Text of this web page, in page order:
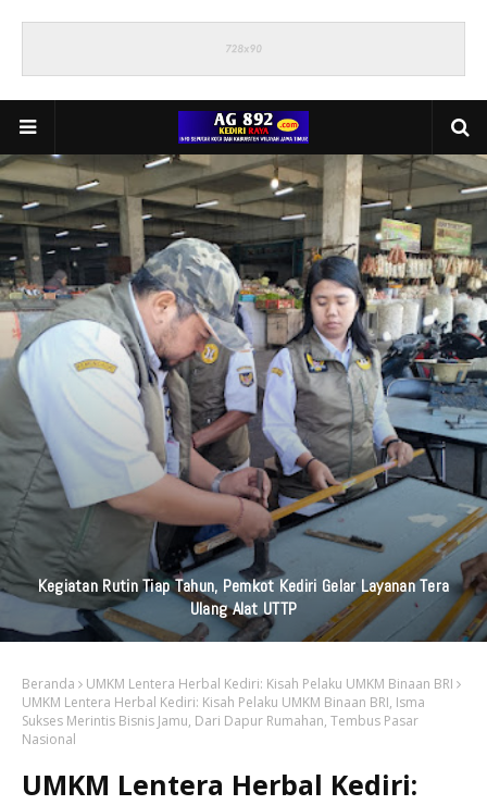
Kegiatan Rutin Tiap Tahun, Pemkot Kediri Gelar Layanan Tera
Ulang Alat UTTP
Beranda
UMKM Lentera Herbal Kediri: Kisah Pelaku UMKM Binaan BRI
UMKM Lentera Herbal Kediri: Kisah Pelaku UMKM Binaan BRI, Isma
Sukses Merintis Bisnis Jamu, Dari Dapur Rumahan, Tembus Pasar
Nasional
UMKM Lentera Herbal Kediri: